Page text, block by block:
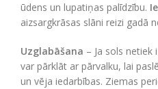
ūdens un lupatiņas palīdzību.
aizsargkrāsas slāni reizi gadā
Uzglabāšana – Ja sols
var pārklāt ar pārvalku, lai
un vēja iedarbības. Ziemas